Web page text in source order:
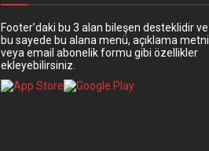
Footer’daki bu 3 alan bileşen desteklidir ve
bu sayede bu alana menü, açıklama metni
veya email abonelik formu gibi özellikler
ekleyebilirsiniz.